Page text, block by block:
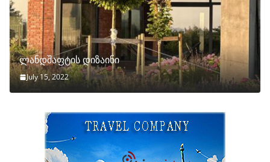
ლანდშაფტის დიზაინი
July 15, 2022